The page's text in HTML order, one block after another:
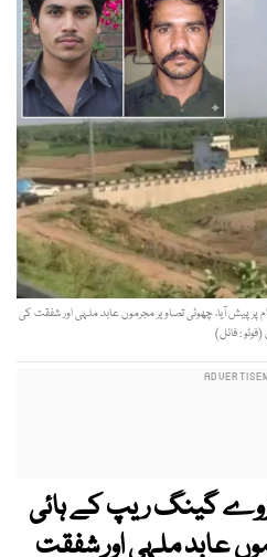
مقام پر پیش آیا، چھوٹی تصاویر مجرموں عابد ملہی اور شفقت کی
(فوٹو : فائل)
گینگ ریپ کے ہائی
عابد ملہی اور شفقت